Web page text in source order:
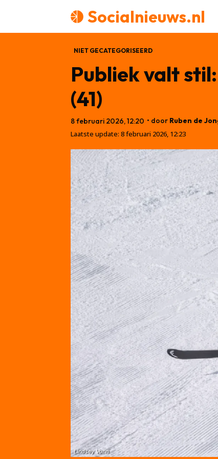
Socialnieuws.nl
NIET GECATEGORISEERD
Publiek valt
(41)
8 februari 2026, 12:20 • door Ruben de
Laatste update: 8 februari 2026, 12:23
Lindsey Vonn